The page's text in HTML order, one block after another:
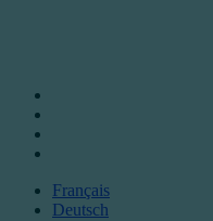
Français
Deutsch